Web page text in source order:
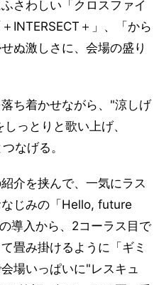
さわしい「クロスファイ
INTERSECT＋」、「から
ぬ激しさに、会場の盛り
ち着かせながら、"涼しげ
っとりと歌い上げ、
なげる。
介を挟んで、一気にラス
なじみの「Hello, future
導入から、2コーラス目で
畳み掛けるように「ギミ
場いっぱいに"レスキュ